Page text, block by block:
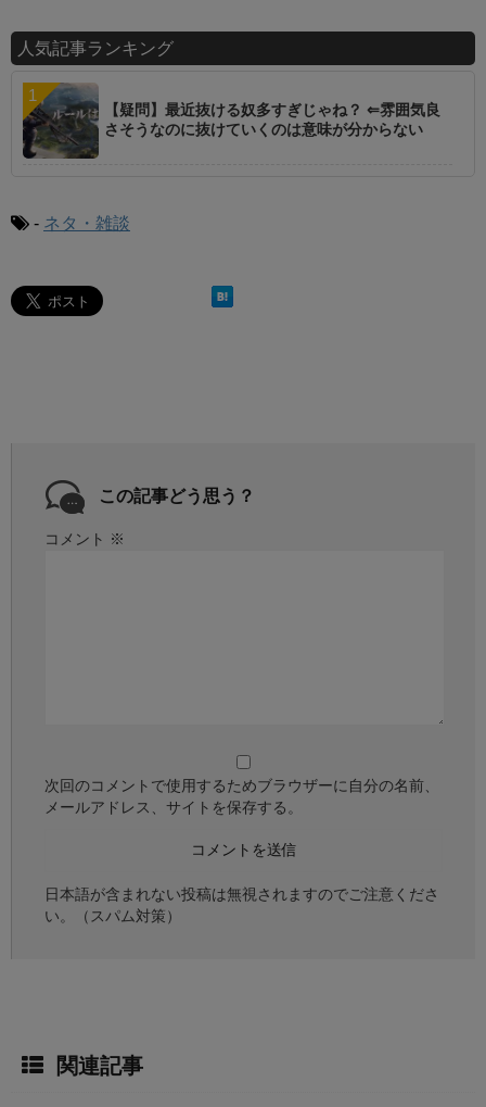
人気記事ランキング
【疑問】最近抜ける奴多すぎじゃね？ ⇐雰囲気良
さそうなのに抜けていくのは意味が分からない
- ネタ・雑談
この記事どう思う？
コメント ※
次回のコメントで使用するためブラウザーに自分の名前、
メールアドレス、サイトを保存する。
日本語が含まれない投稿は無視されますのでご注意くださ
い。（スパム対策）
関連記事